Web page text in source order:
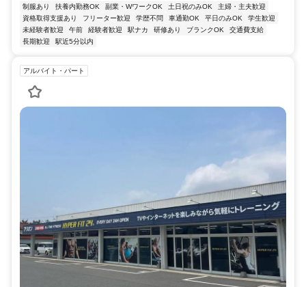
制服あり 扶養内勤務OK 副業・WワークOK 土日祝のみOK
主婦・主夫歓迎
資格取得支援あり
フリーター歓迎 学歴不問 車通勤OK 平日のみOK
学生歓迎
未経験者歓迎
午前 経験者歓迎 駅ナカ 研修あり ブランクOK
交通費支給
長期歓迎
駅近5分以内
アルバイト・パート